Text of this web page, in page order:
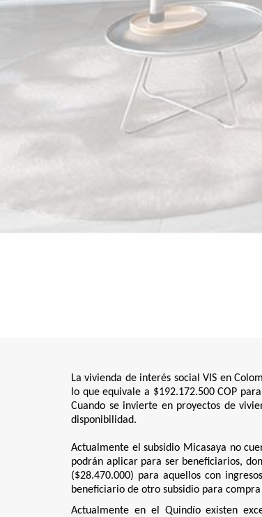
La vivienda de interés social VIS en
lo que equivale a $192.172.500 COP
Cuando se invierte en proyectos de
disponibilidad.
Actualmente el subsidio Micasaya no
podrán aplicar para ser beneficiarios,
($28.470.000) para aquellos con
beneficiario de otro subsidio para
Actualmente en el Quindío existen